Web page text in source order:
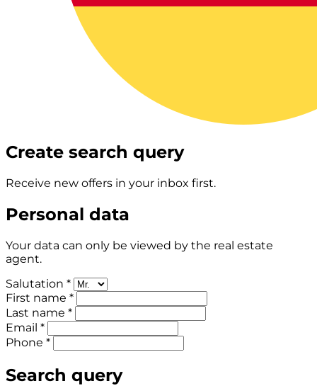
Create search query
Receive new offers in your inbox first.
Personal data
Your data can only be viewed by the real estate
agent.
Salutation *
First name *
Last name *
Email *
Phone *
Search query